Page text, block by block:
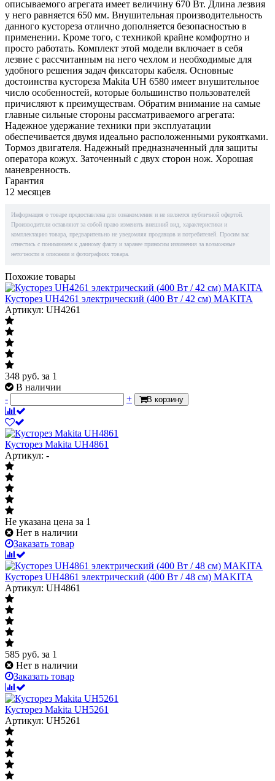
описываемого агрегата имеет величину 670 Вт. Длина лезвия
у него равняется 650 мм. Внушительная производительность
данного кустореза отлично дополняется безопасностью в
применении. Кроме того, с техникой крайне комфортно и
просто работать. Комплект этой модели включает в себя
лезвие с рассчитанным на него чехлом и необходимые для
удобного решения задач фиксаторы кабеля. Основные
достоинства кустореза Makita UH 6580 имеет внушительное
число особенностей, которые большинство пользователей
причисляют к преимуществам. Обратим внимание на самые
главные сильные стороны рассматриваемого агрегата:
Надежное удержание техники при эксплуатации
обеспечивается двумя идеально расположенными рукоятками.
Тормоз двигателя. Надежный предназначенный для защиты
оператора кожух. Заточенный с двух сторон нож. Хорошая
маневренность.
Гарантия
12 месяцев
Информация о товаре предоставлена для ознакомления и не является публичной офертой.
Производители оставляют за собой право изменять внешний вид, характеристики и
комплектацию товара, предварительно не уведомляя продавцов и потребителей. Просим вас
отнестись с пониманием к данному факту и заранее приносим извинения за возможные
неточности в описании и фотографиях товара.
Похожие товары
Кусторез UH4261 электрический (400 Вт / 42 см) MAKITA
Артикул: UH4261
348 руб. за 1
В наличии
-
+ В корзину
Кусторез Makita UH4861
Артикул: -
Не указана цена за 1
Нет в наличии
Заказать товар
Кусторез UH4861 электрический (400 Вт / 48 см) MAKITA
Артикул: UH4861
585 руб. за 1
Нет в наличии
Заказать товар
Кусторез Makita UH5261
Артикул: UH5261